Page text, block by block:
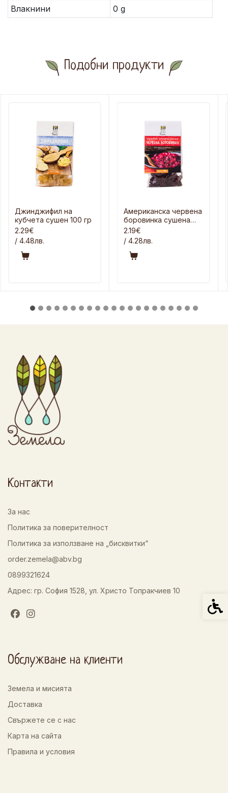
Влакнини
0 g
Подобни продукти
Джинджифил на
кубчета сушен 100 гр
2.29€
/ 4.48лв.
Американска червена
боровинка сушена
100 гр
2.19€
/ 4.28лв.
Контакти
За нас
Политика за поверителност
Политика за използване на „бисквитки“
order.zemela@abv.bg
0899321624
Адрес: гр. София 1528, ул. Христо Топракчиев 10
Обслужване на клиенти
Земела и мисията
Доставка
Свържете се с нас
Карта на сайта
Правила и условия